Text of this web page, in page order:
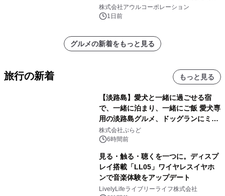
大人の冬旅を。ー夕日ヶ浦温泉「佳松
苑 別邸ふうか」ー
株式会社アウルコーポレーション
1日前
グルメの新着をもっと見る
旅行の新着 もっと見る
【淡路島】愛犬と一緒に過ごせる宿
で、一緒に泊まり、一緒にご飯 愛犬専
用の淡路島グルメ、ドッグランにミニ
プール グランピングとトレーラーハウ
スの2施設で
株式会社ぷらど
6時間前
見る・触る・聴くを一つに。ディスプ
レイ搭載「LL05」ワイヤレスイヤホ
ンで音楽体験をアップデート
LivelyLifeライブリーライフ株式会社